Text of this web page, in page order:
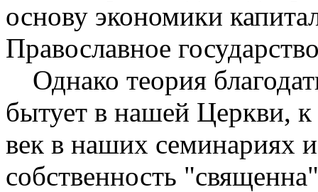
основу экономики
Православное
Однако теория
бытует в на­шей Церкви,
век в наших семинариях
собственность